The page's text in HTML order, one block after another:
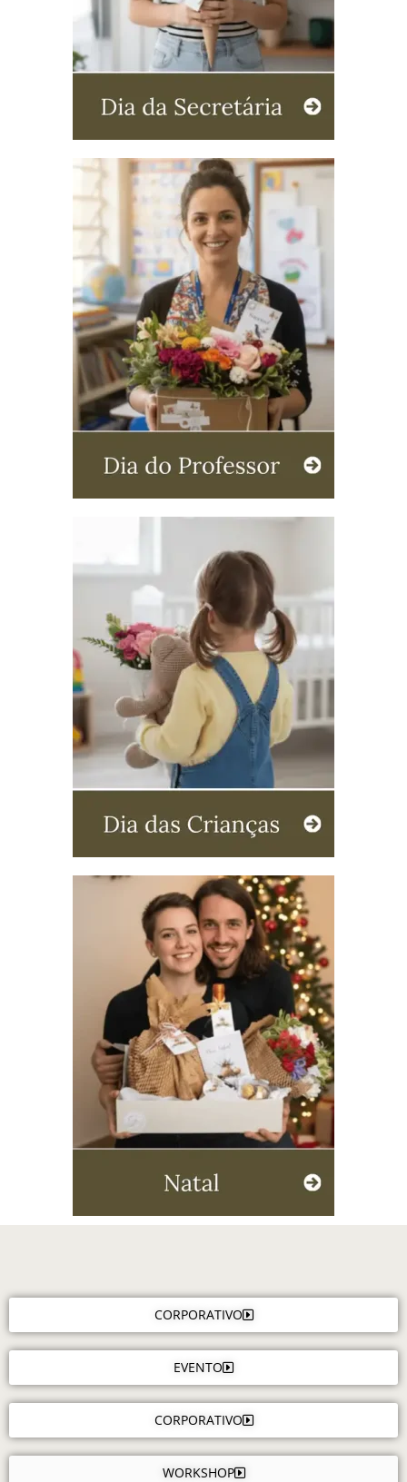
CORPORATIVO
EVENTO
CORPORATIVO
WORKSHOP